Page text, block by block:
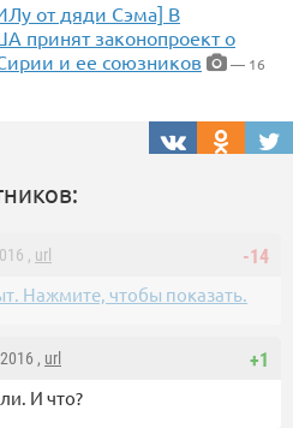
от дяди Сэма] В
принят законопроект о
и ее союзников
— 16
-14
, url
Нажмите, чтобы показать.
+1
, url
И что?